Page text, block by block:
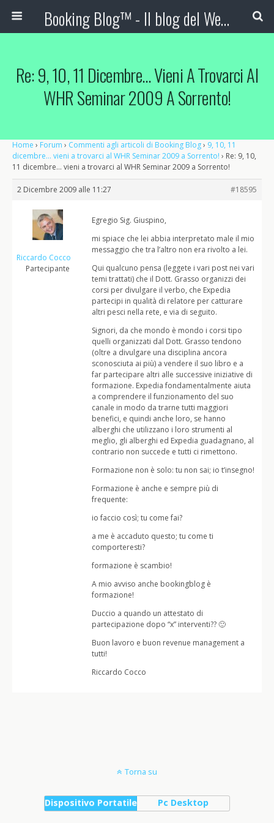
Booking Blog™ - Il blog del Web Marketing Turistico
Re: 9, 10, 11 Dicembre… Vieni A Trovarci Al
WHR Seminar 2009 A Sorrento!
Home › Forum › Commenti agli articoli di Booking Blog› 9, 10, 11
dicembre… vieni a trovarci al WHR Seminar 2009 a Sorrento! › Re: 9, 10,
11 dicembre… vieni a trovarci al WHR Seminar 2009 a Sorrento!
2 Dicembre 2009 alle 11:27 #18595
Riccardo Cocco
Partecipante
Egregio Sig. Giuspino,
mi spiace che lei abbia interpretato male il mio
messaggio che tra l’altro non era rivolto a lei.
Qui qualcuno pensa (leggete i vari post nei vari
temi trattati) che il Dott. Grasso organizzi dei
corsi per divulgare il verbo, che Expedia
partecipi in qualità di relatore per catturare
altri pesci nella rete, e via di seguito.
Signori, da che mondo è mondo i corsi tipo
quelli organizzati dal Dott. Grasso tendono
(oltre a divulgare una disciplina ancora
sconosciuta ai più) a vendere il suo libro e a
far partecipare altri alle successive iniziative di
formazione. Expedia fondamentalmente aiuta
a comprendere il funzionamento del suo
canale in modo da trarne tutti maggiori
benefici, e quindi anche loro, se hanno
alberghi che utilizzano i loro strumenti al
meglio, gli alberghi ed Expedia guadagnano, al
contrario non succede e tutti ci rimettono.
Formazione non è solo: tu non sai; io t’insegno!
Formazione è anche e sempre più di
frequente:
io faccio così; tu come fai?
a me è accaduto questo; tu come ti
comporteresti?
formazione è scambio!
A mio avviso anche bookingblog è
formazione!
Duccio a quando un attestato di
partecipazione dopo “x” interventi?? 🙂
Buon lavoro e buon revenue management a
tutti!
Riccardo Cocco
Torna su
Dispositivo Portatile Pc Desktop